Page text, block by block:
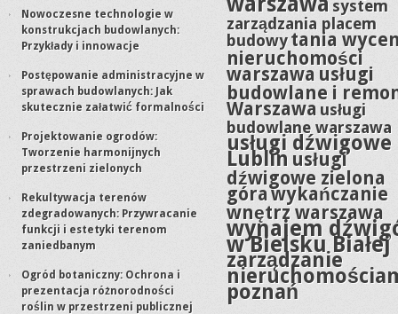
Nowoczesne technologie w
konstrukcjach budowlanych:
Przykłady i innowacje
Postępowanie administracyjne w
sprawach budowlanych: Jak
skutecznie załatwić formalności
Projektowanie ogrodów:
Tworzenie harmonijnych
przestrzeni zielonych
Rekultywacja terenów
zdegradowanych: Przywracanie
funkcji i estetyki terenom
zaniedbanym
Ogród botaniczny: Ochrona i
prezentacja różnorodności
roślin w przestrzeni publicznej
system
zarządzania placem
budowytania
nieruchomości
warszawa usługi
budowlane i
Warszawa usługi
budowlane warszawa
usługi dźwigowe
Lublin usługi
dźwigowe zielona
góra wykańczanie
wnętrz warszawa
wynajem
w Bielsku Białej
zarządzanie
poznań